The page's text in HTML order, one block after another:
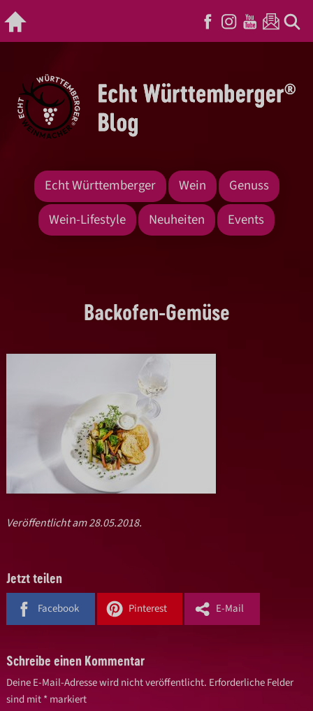
Echt Württemberger Wein
Genuss
Wein-Lifestyle
Neuheiten Events
Backofen-Gemüse
Veröffentlicht am 28.05.2018.
Jetzt teilen
Facebook Pinterest E-Mail
Schreibe einen Kommentar
Deine E-Mail-Adresse wird nicht veröffentlicht. Erforderliche Felder
sind mit*markiert